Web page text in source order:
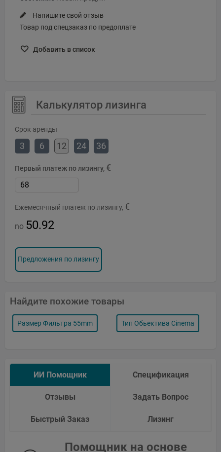
Напишите свой отзыв
Товар под спецзаказ по предоплате
Добавить в список
Калькулятор лизинга
Срок аренды
3 6 12 24 36
Первый платеж по лизингу, €
Ежемесячный платеж по лизингу, €
no 50.92
Предложения по лизингу
Найдите похожие товары
Размер Фильтра 55mm Тип Обьектива Cinema
ИИ Помощник Спецификация
Отзывы Задать Вопрос
Быстрый Заказ Лизинг
Помощник на основе